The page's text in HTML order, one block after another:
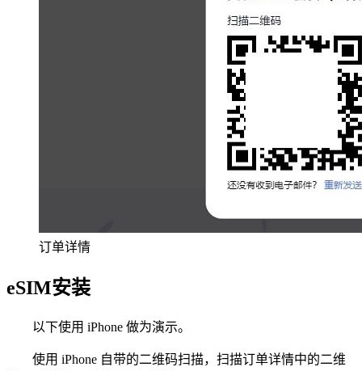
订单详情
eSIM安装
以下使用 iPhone 做为演示。
使用 iPhone 自带的二维码扫描，扫描订单详情中的二维